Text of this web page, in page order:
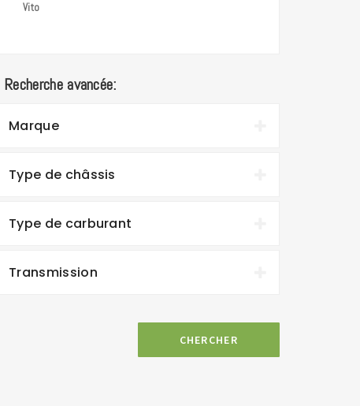
Vito
Recherche avancée:
Marque
Type de châssis
Type de carburant
Transmission
CHERCHER